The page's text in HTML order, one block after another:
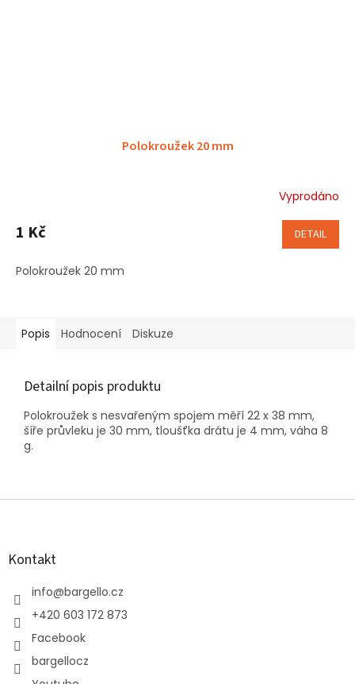
Polokroužek 20 mm
Vyprodáno
1 Kč DETAIL
Polokroužek 20 mm
Popis Hodnocení Diskuze
Detailní popis produktu
Polokroužek s nesvařeným spojem měří 22 x 38 mm,
šíře průvleku je 30 mm, tloušťka drátu je 4 mm, váha 8
g.
Z
Kontakt
info@bargello.cz
+420 603 172 873
Facebook
bargellocz